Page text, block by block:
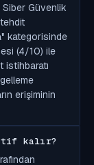
Siber Güvenlik
kategorisinde
(4/10) ile
istihbaratı
erişiminin
kalır?